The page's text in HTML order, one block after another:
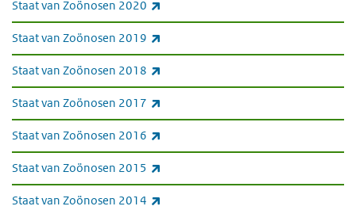
Staat van Zoönosen 2020
Staat van Zoönosen 2019
Staat van Zoönosen 2018
Staat van Zoönosen 2017
Staat van Zoönosen 2016
Staat van Zoönosen 2015
Staat van Zoönosen 2014